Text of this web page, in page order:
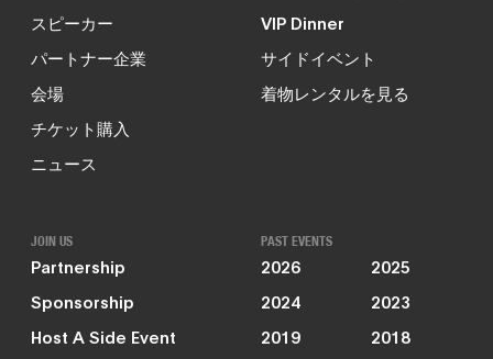
スピーカー
パートナー企業
会場
チケット購入
ニュース
VIP Dinner
サイドイベント
着物レンタルを見る
JOIN US
Partnership
Sponsorship
Host A Side Event
PAST EVENTS
2026
2025
2024
2023
2019
2018